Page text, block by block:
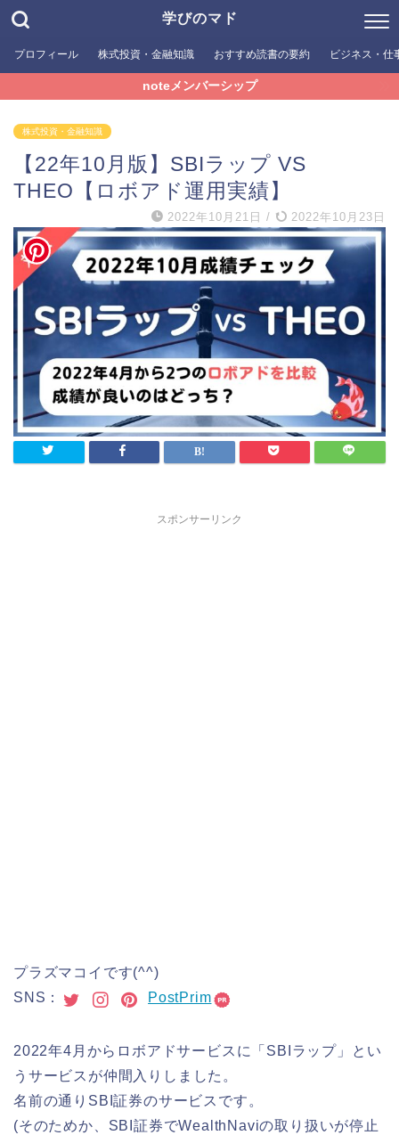
学びのマド
プロフィール 株式投資・金融知識 おすすめ読書の要約 ビジネス・仕
noteメンバーシップ
株式投資・金融知識
【22年10月版】SBIラップ VS
THEO【ロボアド運用実績】
2022年10月21日 / 2022年10月23日
スポンサーリンク
プラズマコイです(^^)
SNS：
PostPrim
2022年4月からロボアドサービスに「SBIラップ」とい
うサービスが仲間入りしました。
名前の通りSBI証券のサービスです。
(そのためか、SBI証券でWealthNaviの取り扱いが停止